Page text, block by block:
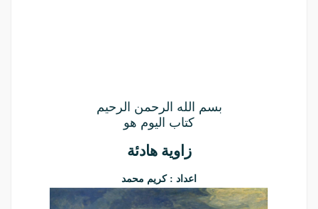
بسم الله الرحمن الرحيم
كتاب اليوم هو
زاوية هادئة
اعداد : كريم محمد